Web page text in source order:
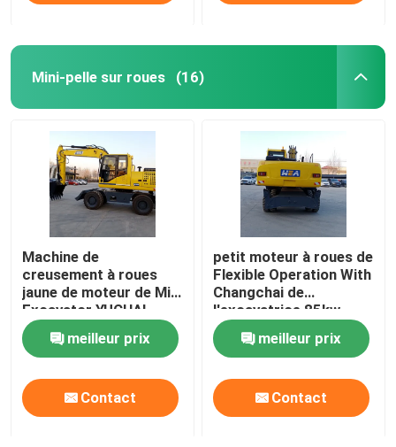
Mini-pelle sur roues (16)
Machine de
creusement à roues
jaune de moteur de Mini
Excavator YUCHAI
petite
meilleur prix
Contact
petit moteur à roues de
Flexible Operation With
Changchai de
l'excavatrice 85kw
meilleur prix
Contact